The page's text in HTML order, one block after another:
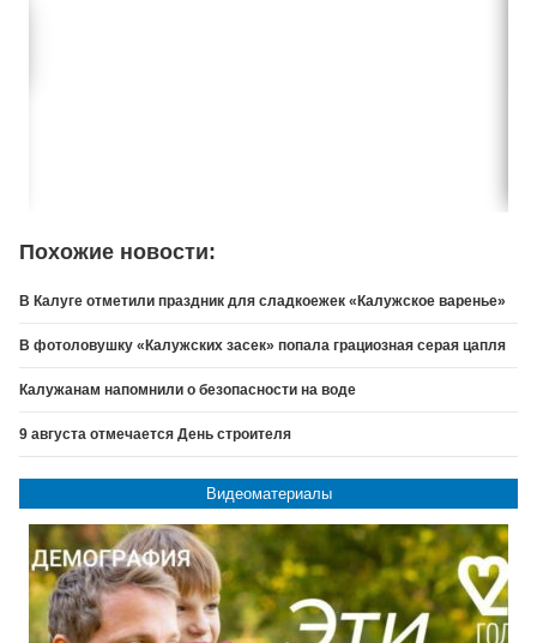
Похожие новости:
В Калуге отметили праздник для сладкоежек «Калужское варенье»
В фотоловушку «Калужских засек» попала грациозная серая цапля
Калужанам напомнили о безопасности на воде
9 августа отмечается День строителя
Видеоматериалы